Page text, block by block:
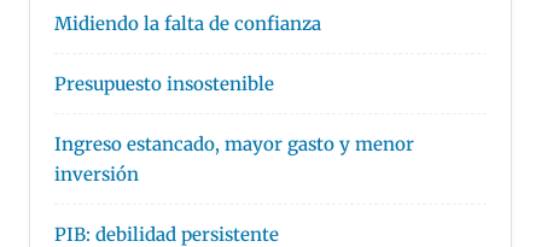
Midiendo la falta de confianza
Presupuesto insostenible
Ingreso estancado, mayor gasto y menor
inversión
PIB: debilidad persistente